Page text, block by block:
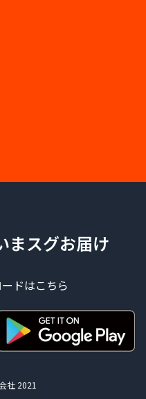
まスグお届け
ドはこちら
社 2021